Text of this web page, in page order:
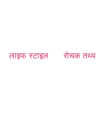
लाइफ स्टाइल रोचक तथ्य